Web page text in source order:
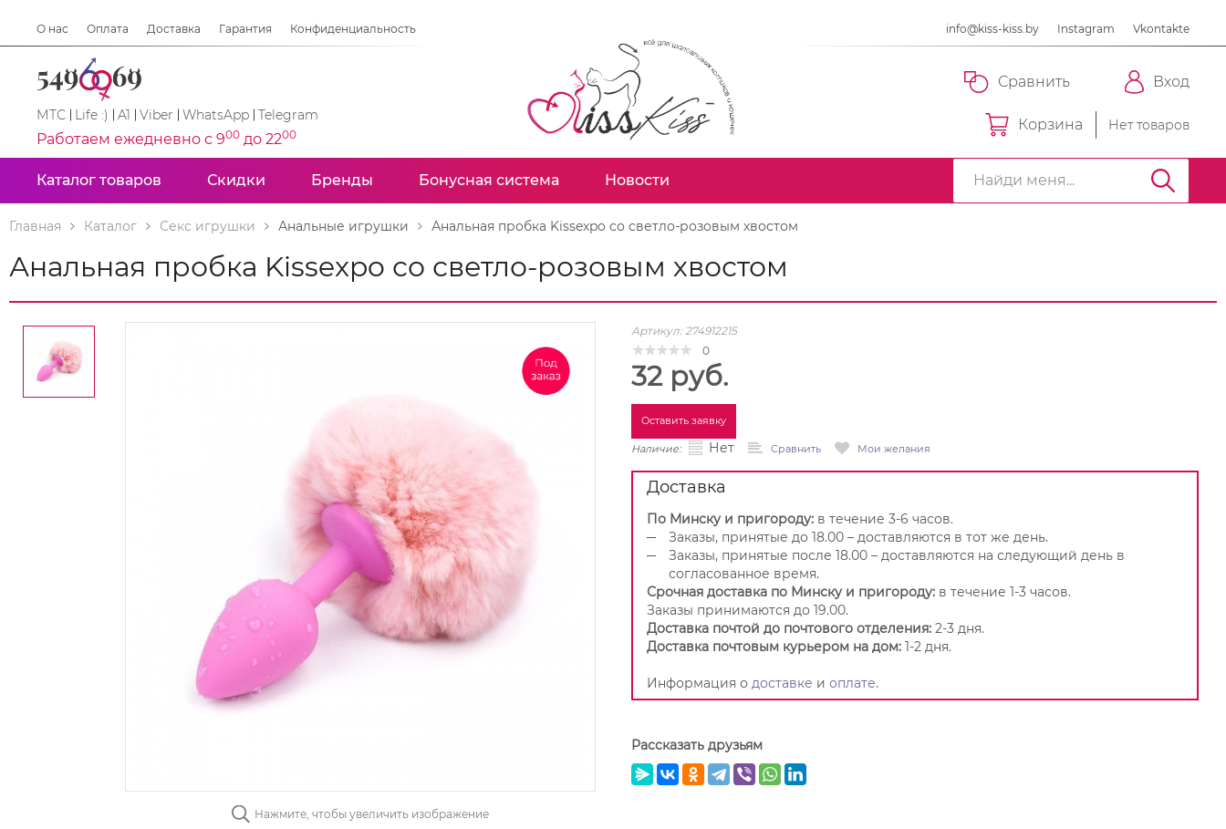
О нас Оплата Доставка Гарантия Конфиденциальность info@kiss-kiss.by Instagram Vkontakte
МТС Life :) A1 Viber WhatsApp Telegram
Работаем ежедневно с 900 до 2200
Сравнить Вход
Корзина Нет товаров
Каталог товаров Скидки Бренды Бонусная система Новости
Главная Каталог Секс игрушки Анальные игрушки Анальная пробка Kissexpo со светло-розовым хвостом
Анальная пробка Kissexpo со светло-розовым хвостом
Нажмите, чтобы увеличить изображение
Артикул: 274912215
0
32 руб.
Оставить заявку
Наличие: Нет Сравнить Мои желания
Доставка
По Минску и пригороду: в течение 3-6 часов.
Заказы, принятые до 18.00 – доставляются в тот же день.
Заказы, принятые после 18.00 – доставляются на следующий день в
согласованное время.
Срочная доставка по Минску и пригороду: в течение 1-3 часов.
Заказы принимаются до 19.00.
Доставка почтой до почтового отделения: 2-3 дня.
Доставка почтовым курьером на дом: 1-2 дня.
Информация о доставке и оплате.
Рассказать друзьям